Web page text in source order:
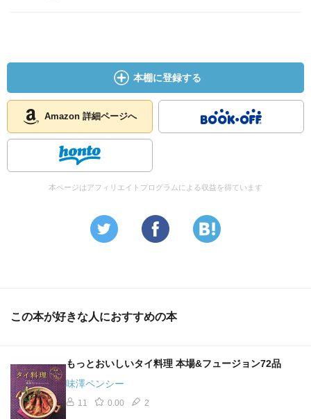
本棚に登録する
Amazon 詳細ページへ
本ページはアフィリエイトプログラムによる収益を得ています
この本が好きな人におすすめの本
もっとおいしいタイ料理 本場&フュージョン72品
味澤ペンシー
11 0.00 2